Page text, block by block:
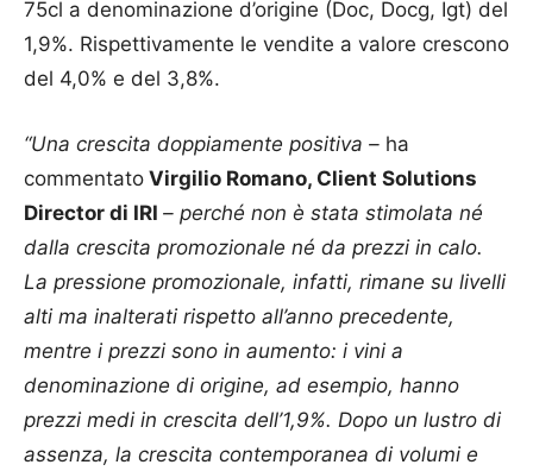
75cl a denominazione d’origine (Doc, Docg, Igt) del
1,9%. Rispettivamente le vendite a valore crescono
del 4,0% e del 3,8%.
“Una crescita doppiamente positiva – ha
commentato Virgilio Romano, Client Solutions
Director di IRI – perché non è stata stimolata né
dalla crescita promozionale né da prezzi in calo.
La pressione promozionale, infatti, rimane su livelli
alti ma inalterati rispetto all’anno precedente,
mentre i prezzi sono in aumento: i vini a
denominazione di origine, ad esempio, hanno
prezzi medi in crescita dell’1,9%. Dopo un lustro di
assenza, la crescita contemporanea di volumi e